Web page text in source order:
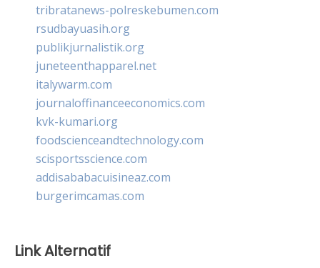
tribratanews-polreskebumen.com
rsudbayuasih.org
publikjurnalistik.org
juneteenthapparel.net
italywarm.com
journaloffinanceeconomics.com
kvk-kumari.org
foodscienceandtechnology.com
scisportsscience.com
addisababacuisineaz.com
burgerimcamas.com
Link Alternatif